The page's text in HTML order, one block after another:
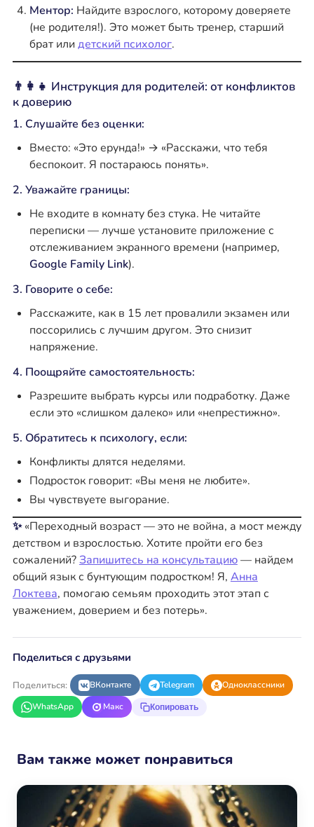
Ментор: Найдите взрослого, которому доверяете
(не родителя!). Это может быть тренер, старший
брат или детский психолог.
👨‍👩‍👧 Инструкция для родителей: от конфликтов
к доверию
1. Слушайте без оценки:
Вместо: «Это ерунда!» → «Расскажи, что тебя
беспокоит. Я постараюсь понять».
2. Уважайте границы:
Не входите в комнату без стука. Не читайте
переписки — лучше установите приложение с
отслеживанием экранного времени (например,
Google Family Link).
3. Говорите о себе:
Расскажите, как в 15 лет провалили экзамен или
поссорились с лучшим другом. Это снизит
напряжение.
4. Поощряйте самостоятельность:
Разрешите выбрать курсы или подработку. Даже
если это «слишком далеко» или «непрестижно».
5. Обратитесь к психологу, если:
Конфликты длятся неделями.
Подросток говорит: «Вы меня не любите».
Вы чувствуете выгорание.
✨«Переходный возраст — это не война, а мост между
детством и взрослостью. Хотите пройти его без
сожалений?Запишитесь на консультацию— найдем
общий язык с бунтующим подростком! Я, Анна
Локтева, помогаю семьям проходить этот этап с
уважением, доверием и без потерь».
Поделиться с друзьями
Поделиться: ВКонтакте Telegram
Одноклассники
WhatsApp
Макс Копировать
Вам также может понравиться